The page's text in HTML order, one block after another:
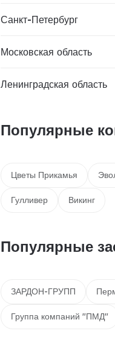
Санкт-Петербург
Московская область
Ленинградская область
Популярные
Цветы Прикамья
Гулливер Викинг
Популярные
ЗАРДОН-ГРУПП
Группа компаний "ПМД"